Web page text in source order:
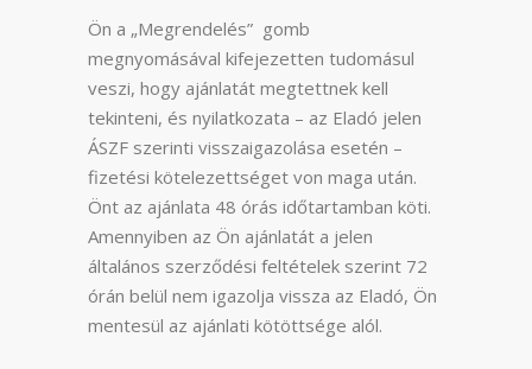
Ön a „Megrendelés” gomb
megnyomásával kifejezetten tudomásul
veszi, hogy ajánlatát megtettnek kell
tekinteni, és nyilatkozata – az Eladó jelen
ÁSZF szerinti visszaigazolása esetén –
fizetési kötelezettséget von maga után.
Önt az ajánlata 48 órás időtartamban köti.
Amennyiben az Ön ajánlatát a jelen
általános szerződési feltételek szerint 72
órán belül nem igazolja vissza az Eladó, Ön
mentesül az ajánlati kötöttsége alól.